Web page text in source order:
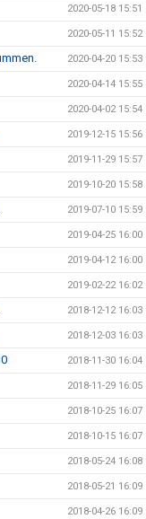
2020-05-18 15:51
2020-05-11 15:52
2020-04-20 15:53
2020-04-14 15:55
2020-04-02 15:54
2019-12-15 15:56
2019-11-29 15:57
2019-10-20 15:58
2019-07-10 15:59
2019-04-25 16:00
2019-04-12 16:00
2019-02-22 16:02
2018-12-12 16:03
2018-12-03 16:03
2018-11-30 16:04
2018-11-29 16:05
2018-10-25 16:07
2018-10-15 16:07
2018-05-24 16:08
2018-05-21 16:09
2018-04-26 16:09